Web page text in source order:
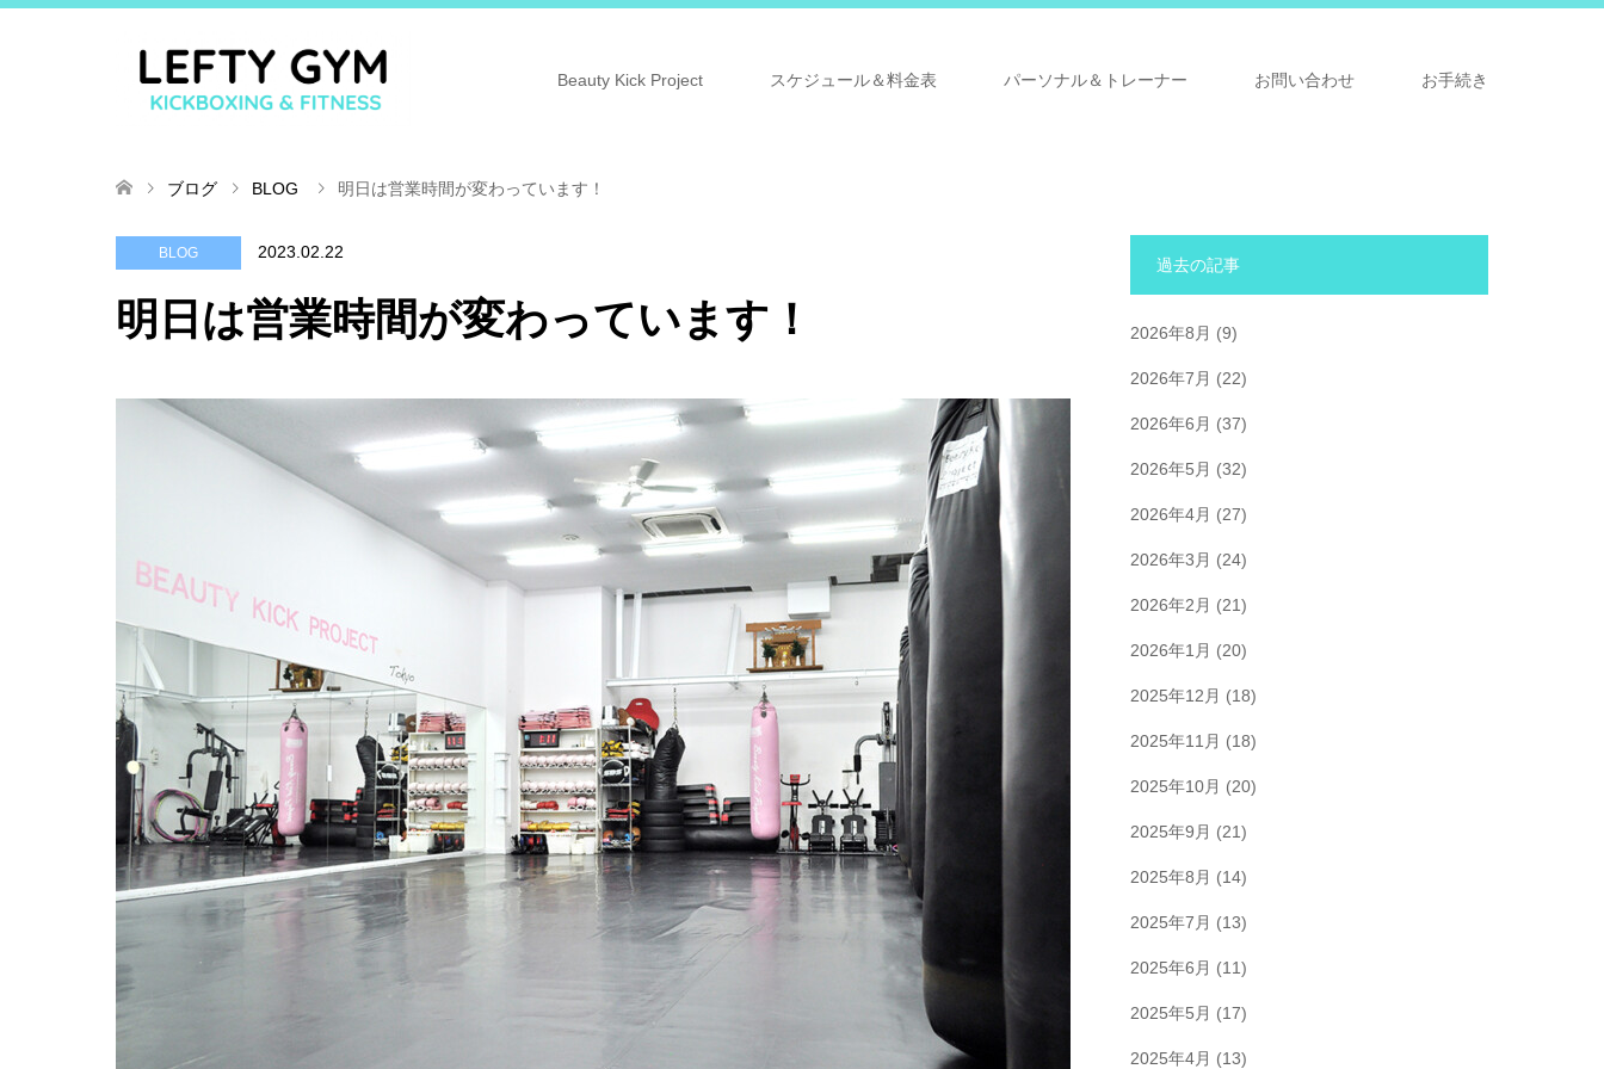
Beauty Kick Project スケジュール＆料金表 パーソナル＆トレーナー お問い合わせ お手続き
ブログ BLOG 明日は営業時間が変わっています！
BLOG 2023.02.22
明日は営業時間が変わっています！
過去の記事
2026年8月 (9)
2026年7月 (22)
2026年6月 (37)
2026年5月 (32)
2026年4月 (27)
2026年3月 (24)
2026年2月 (21)
2026年1月 (20)
2025年12月 (18)
2025年11月 (18)
2025年10月 (20)
2025年9月 (21)
2025年8月 (14)
2025年7月 (13)
2025年6月 (11)
2025年5月 (17)
2025年4月 (13)